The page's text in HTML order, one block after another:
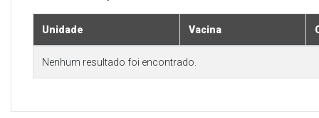
Unidade Vacina
Nenhum resultado foi encontrado.